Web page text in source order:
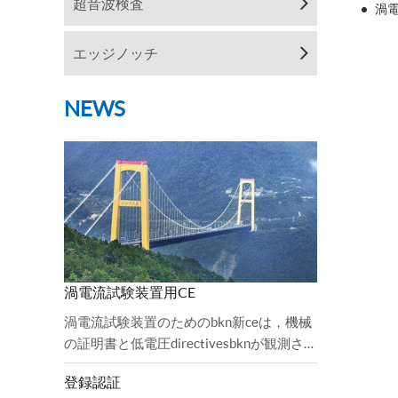
エッジノッチ
NEWS
渦電流試験装置用CE
渦電流試験装置のためのbkn新ceは，機械
の証明書と低電圧directivesbknが観測さ
れ，監査が完了した。2006 / 42 / EC機械
指令と2 ...
登録認証
渦